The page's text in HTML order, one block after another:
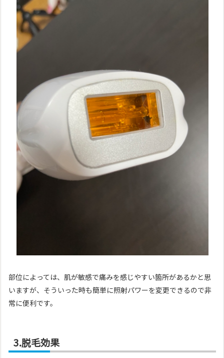
部位によっては、肌が敏感で痛みを感じやすい箇所があるかと思
いますが、そういった時も簡単に照射パワーを変更できるので非
常に便利です。
3.脱毛効果